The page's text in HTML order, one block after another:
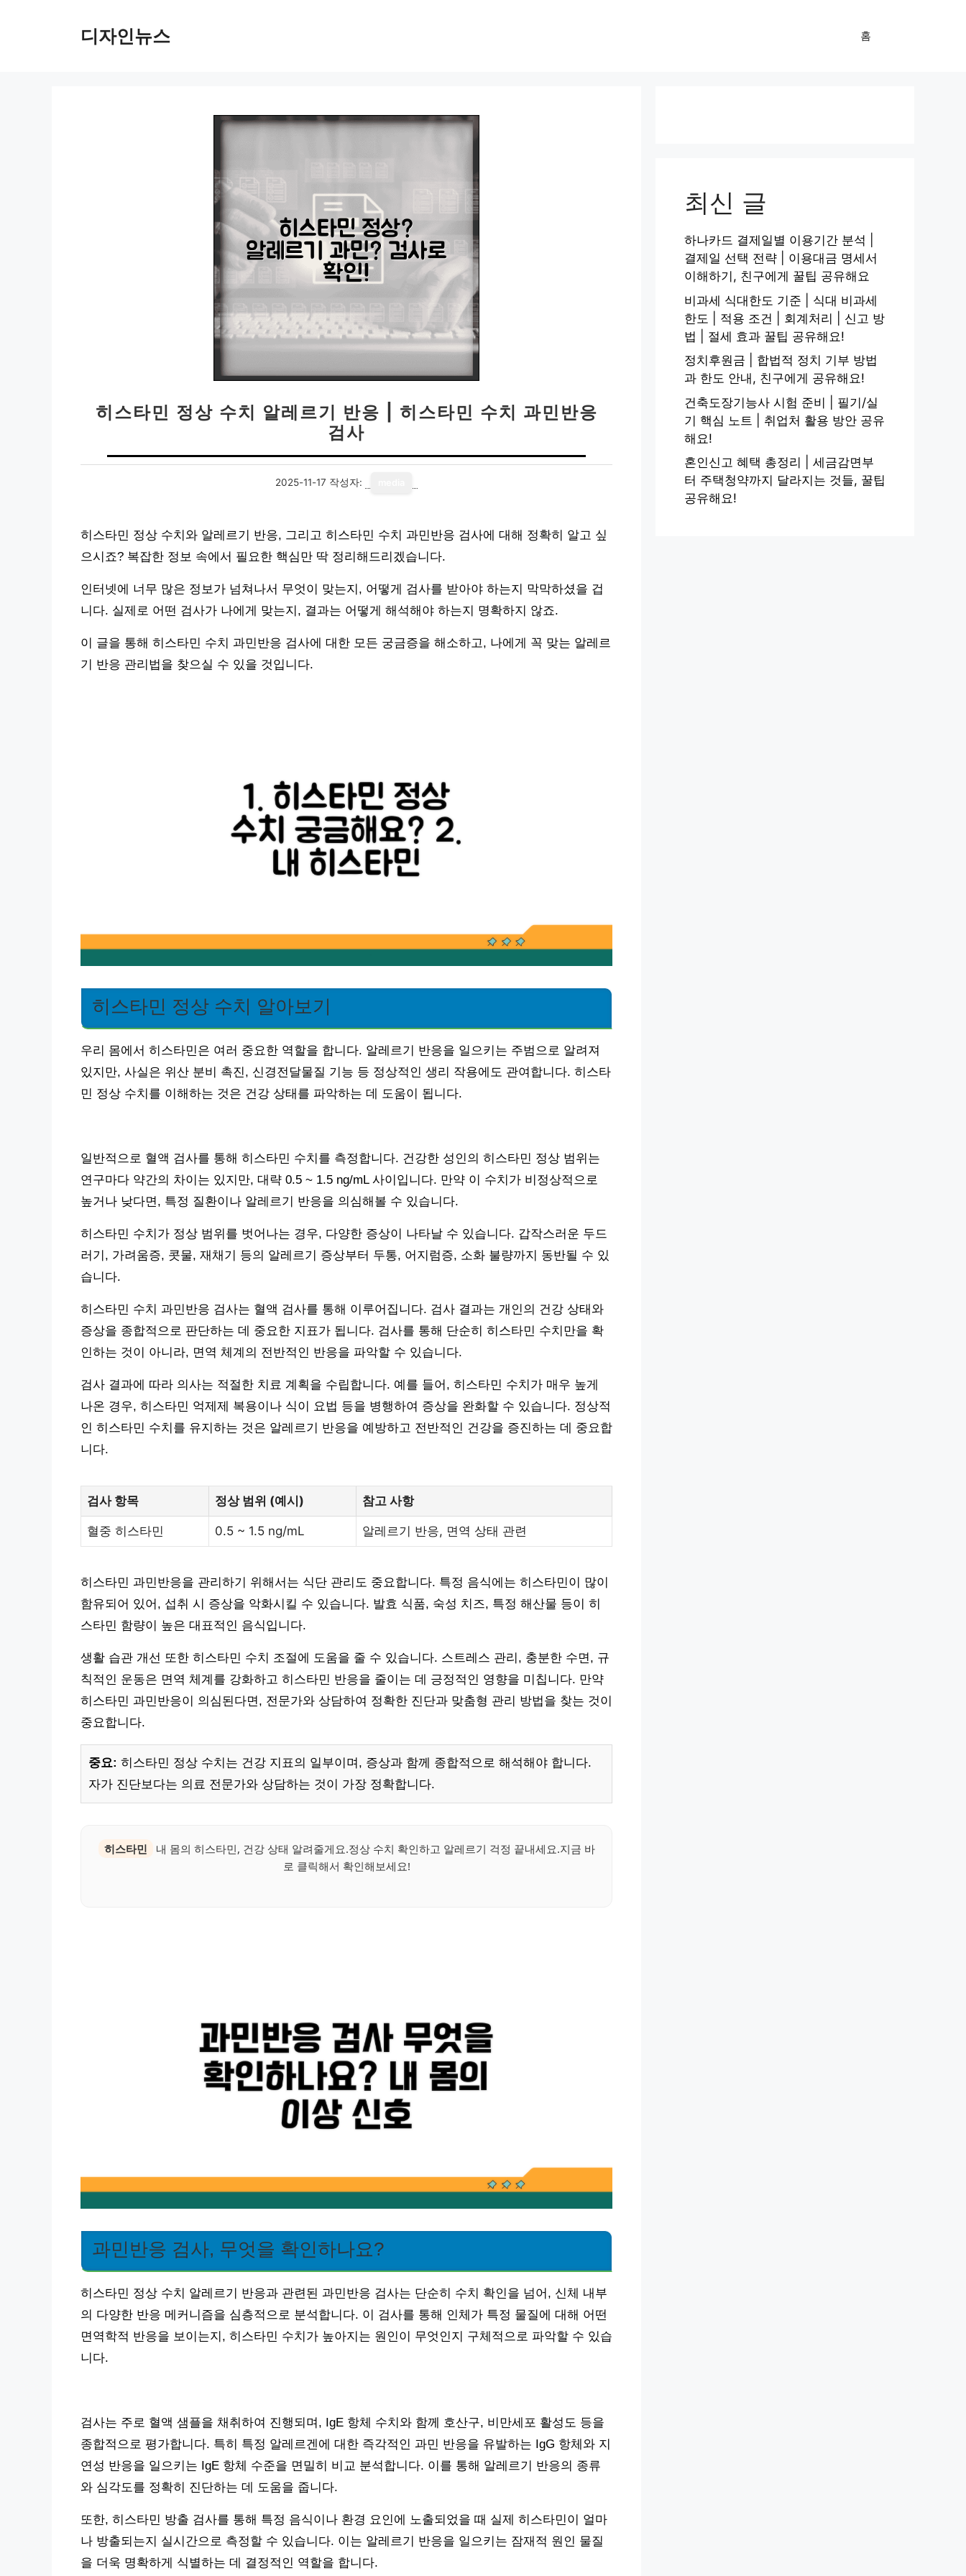
디자인뉴스 홈
히스타민 정상 수치 알레르기 반응 | 히스타민 수치 과민반응
검사
2025-11-17 작성자:
히스타민 정상 수치와 알레르기 반응, 그리고 히스타민 수치 과민반응 검사에 대해 정확히 알고 싶
으시죠? 복잡한 정보 속에서 필요한 핵심만 딱 정리해드리겠습니다.
인터넷에 너무 많은 정보가 넘쳐나서 무엇이 맞는지, 어떻게 검사를 받아야 하는지 막막하셨을 겁
니다. 실제로 어떤 검사가 나에게 맞는지, 결과는 어떻게 해석해야 하는지 명확하지 않죠.
이 글을 통해 히스타민 수치 과민반응 검사에 대한 모든 궁금증을 해소하고, 나에게 꼭 맞는 알레르
기 반응 관리법을 찾으실 수 있을 것입니다.
히스타민 정상 수치 알아보기
우리 몸에서 히스타민은 여러 중요한 역할을 합니다. 알레르기 반응을 일으키는 주범으로 알려져
있지만, 사실은 위산 분비 촉진, 신경전달물질 기능 등 정상적인 생리 작용에도 관여합니다. 히스타
민 정상 수치를 이해하는 것은 건강 상태를 파악하는 데 도움이 됩니다.
일반적으로 혈액 검사를 통해 히스타민 수치를 측정합니다. 건강한 성인의 히스타민 정상 범위는
연구마다 약간의 차이는 있지만, 대략 0.5 ~ 1.5 ng/mL 사이입니다. 만약 이 수치가 비정상적으로
높거나 낮다면, 특정 질환이나 알레르기 반응을 의심해볼 수 있습니다.
히스타민 수치가 정상 범위를 벗어나는 경우, 다양한 증상이 나타날 수 있습니다. 갑작스러운 두드
러기, 가려움증, 콧물, 재채기 등의 알레르기 증상부터 두통, 어지럼증, 소화 불량까지 동반될 수 있
습니다.
히스타민 수치 과민반응 검사는 혈액 검사를 통해 이루어집니다. 검사 결과는 개인의 건강 상태와
증상을 종합적으로 판단하는 데 중요한 지표가 됩니다. 검사를 통해 단순히 히스타민 수치만을 확
인하는 것이 아니라, 면역 체계의 전반적인 반응을 파악할 수 있습니다.
검사 결과에 따라 의사는 적절한 치료 계획을 수립합니다. 예를 들어, 히스타민 수치가 매우 높게
나온 경우, 히스타민 억제제 복용이나 식이 요법 등을 병행하여 증상을 완화할 수 있습니다. 정상적
인 히스타민 수치를 유지하는 것은 알레르기 반응을 예방하고 전반적인 건강을 증진하는 데 중요합
니다.
검사 항목 정상 범위 (예시) 참고 사항
혈중 히스타민 0.5 ~ 1.5 ng/mL 알레르기 반응, 면역 상태 관련
히스타민 과민반응을 관리하기 위해서는 식단 관리도 중요합니다. 특정 음식에는 히스타민이 많이
함유되어 있어, 섭취 시 증상을 악화시킬 수 있습니다. 발효 식품, 숙성 치즈, 특정 해산물 등이 히
스타민 함량이 높은 대표적인 음식입니다.
생활 습관 개선 또한 히스타민 수치 조절에 도움을 줄 수 있습니다. 스트레스 관리, 충분한 수면, 규
칙적인 운동은 면역 체계를 강화하고 히스타민 반응을 줄이는 데 긍정적인 영향을 미칩니다. 만약
히스타민 과민반응이 의심된다면, 전문가와 상담하여 정확한 진단과 맞춤형 관리 방법을 찾는 것이
중요합니다.
중요: 히스타민 정상 수치는 건강 지표의 일부이며, 증상과 함께 종합적으로 해석해야 합니다.
자가 진단보다는 의료 전문가와 상담하는 것이 가장 정확합니다.
히스타민
내 몸의 히스타민, 건강 상태 알려줄게요.정상 수치 확인하고 알레르기 걱정 끝내세요.지금 바
로 클릭해서 확인해보세요!
과민반응 검사, 무엇을 확인하나요?
히스타민 정상 수치 알레르기 반응과 관련된 과민반응 검사는 단순히 수치 확인을 넘어, 신체 내부
의 다양한 반응 메커니즘을 심층적으로 분석합니다. 이 검사를 통해 인체가 특정 물질에 대해 어떤
면역학적 반응을 보이는지, 히스타민 수치가 높아지는 원인이 무엇인지 구체적으로 파악할 수 있습
니다.
검사는 주로 혈액 샘플을 채취하여 진행되며, IgE 항체 수치와 함께 호산구, 비만세포 활성도 등을
종합적으로 평가합니다. 특히 특정 알레르겐에 대한 즉각적인 과민 반응을 유발하는 IgG 항체와 지
연성 반응을 일으키는 IgE 항체 수준을 면밀히 비교 분석합니다. 이를 통해 알레르기 반응의 종류
와 심각도를 정확히 진단하는 데 도움을 줍니다.
또한, 히스타민 방출 검사를 통해 특정 음식이나 환경 요인에 노출되었을 때 실제 히스타민이 얼마
나 방출되는지 실시간으로 측정할 수 있습니다. 이는 알레르기 반응을 일으키는 잠재적 원인 물질
을 더욱 명확하게 식별하는 데 결정적인 역할을 합니다.
최신 글
하나카드 결제일별 이용기간 분석 |
결제일 선택 전략 | 이용대금 명세서
이해하기, 친구에게 꿀팁 공유해요
비과세 식대한도 기준 | 식대 비과세
한도 | 적용 조건 | 회계처리 | 신고 방
법 | 절세 효과 꿀팁 공유해요!
정치후원금 | 합법적 정치 기부 방법
과 한도 안내, 친구에게 공유해요!
건축도장기능사 시험 준비 | 필기/실
기 핵심 노트 | 취업처 활용 방안 공유
해요!
혼인신고 혜택 총정리 | 세금감면부
터 주택청약까지 달라지는 것들, 꿀팁
공유해요!